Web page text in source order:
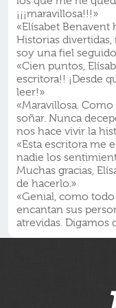
¡¡¡maravillosa!!!»
«Elísabet Benavent
Historias divertidas,
soy una fiel
«Cien puntos,
escritora!! ¡Desde
leer!»
«Maravillosa.
soñar. Nunca
nos hace vivir la
«Esta escritora me
nadie los
Muchas gracias,
de hacerlo.»
«Genial, como
encantan sus
atrevidas. Digamos